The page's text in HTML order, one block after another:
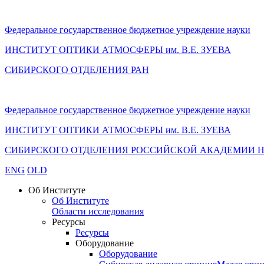
Федеральное государственное бюджетное учреждение науки
ИНСТИТУТ ОПТИКИ АТМОСФЕРЫ им. В.Е. ЗУЕВА
СИБИРСКОГО ОТДЕЛЕНИЯ РАН
Федеральное государственное бюджетное учреждение науки
ИНСТИТУТ ОПТИКИ АТМОСФЕРЫ им. В.Е. ЗУЕВА
СИБИРСКОГО ОТДЕЛЕНИЯ РОССИЙСКОЙ АКАДЕМИИ
ENG OLD
Об Институте
Об Институте
Области исследования
Ресурсы
Ресурсы
Оборудование
Оборудование